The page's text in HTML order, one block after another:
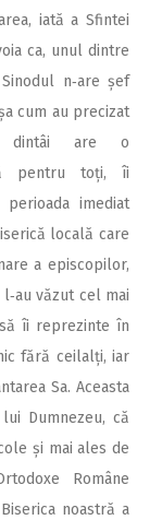
iată a Sfintei
ca, unul dintre
n‑are șef
cum au precizat
dintâi are o
pentru toți, îi
imediat
locală care
a episcopilor,
văzut cel mai
îi reprezinte în
fără ceilalți, iar
Sa. Aceasta
Dumnezeu, că
și mai ales de
Române
noastră a